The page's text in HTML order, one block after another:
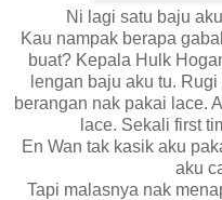
Ni lagi satu baju
Kau nampak berapa
buat? Kepala Hulk
lengan baju aku tu.
berangan nak pakai lace.
lace. Sekali first
En Wan tak kasik aku
aku
Tapi malasnya nak